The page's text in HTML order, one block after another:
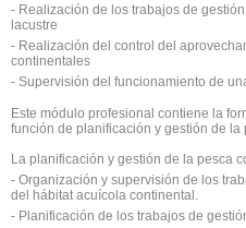
- Realización de los trabajos de
lacustre
- Realización del control del
continentales
- Supervisión del funcionamiento de
Este módulo profesional contiene la
función de planificación y gestión de la
La planificación y gestión de la pesca
- Organización y supervisión de los
del hábitat acuícola continental.
- Planificación de los trabajos de